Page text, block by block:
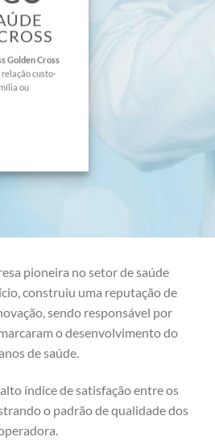
Golden Cross
custo-
ou
pioneira no setor de saúde
construiu uma reputação de
sendo responsável por
o desenvolvimento do
de saúde.
índice de satisfação entre os
o padrão de qualidade dos